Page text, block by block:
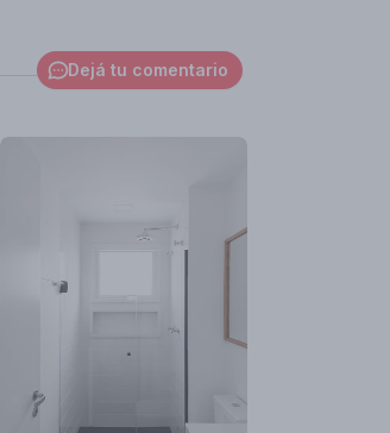
Dejá tu comentario